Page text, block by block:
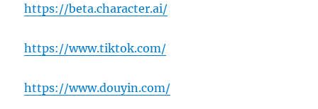
https://beta.character.ai/
https://www.tiktok.com/
https://www.douyin.com/